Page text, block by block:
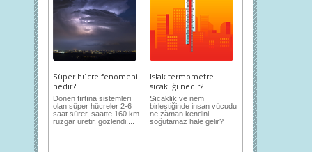
Süper hücre fenomeni
nedir?
Dönen fırtına sistemleri
olan süper hücreler 2-6
saat sürer, saatte 160 km
rüzgar üretir. gözlendi....
Islak termometre
sıcaklığı nedir?
Sıcaklık ve nem
birleştiğinde insan vücudu
ne zaman kendini
soğutamaz hale gelir?